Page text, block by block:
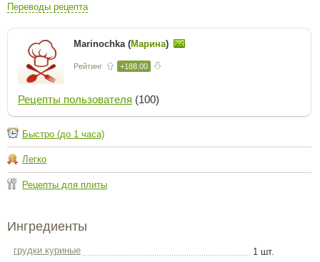
Переводы рецепта
Marinochka (Марина)
Рейтинг +188.00
Рецепты пользователя (100)
Быстро (до 1 часа)
Легко
Рецепты для плиты
Ингредиенты
грудки куриные
1 шт.